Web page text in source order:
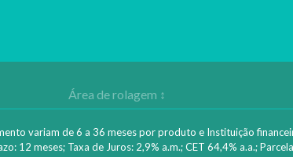
variam de 6 a 36 meses por produto e Instituição
12 meses; Taxa de Juros: 2,9% a.m.; CET 64,4% a.a.;